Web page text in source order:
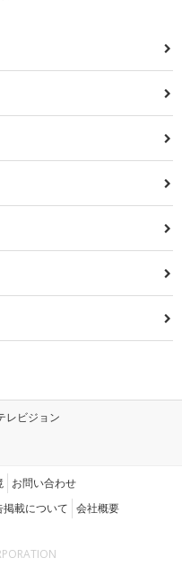
レビジョン
お問い合わせ
掲載について 会社概要